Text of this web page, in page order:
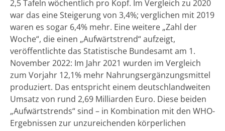
2,5 Tafeln wöchentlich pro Kopf. Im Vergleich zu 2020
war das eine Steigerung von 3,4%; verglichen mit 2019
waren es sogar 6,4% mehr. Eine weitere „Zahl der
Woche“, die einen „Aufwärtstrend“ aufzeigt,
veröffentlichte das Statistische Bundesamt am 1.
November 2022: Im Jahr 2021 wurden im Vergleich
zum Vorjahr 12,1% mehr Nahrungsergänzungsmittel
produziert. Das entspricht einem deutschlandweiten
Umsatz von rund 2,69 Milliarden Euro. Diese beiden
„Aufwärtstrends“ sind – in Kombination mit den WHO-
Ergebnissen zur unzureichenden körperlichen